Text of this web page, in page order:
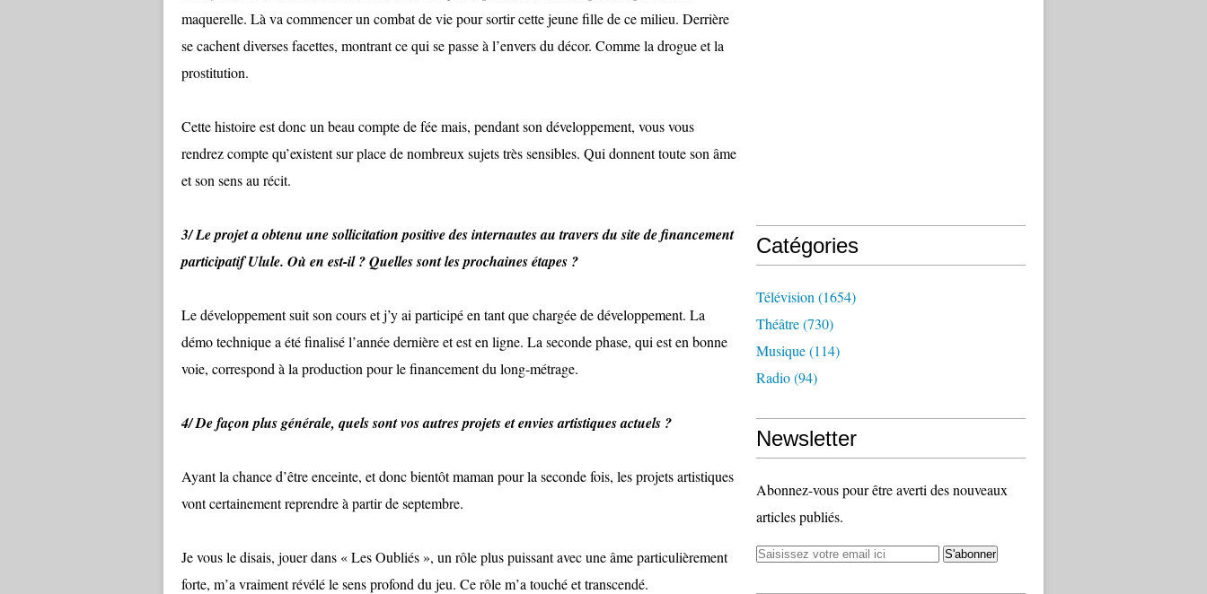
maquerelle. Là va commencer un combat de vie pour sortir cette jeune fille de ce milieu. Derrière
se cachent diverses facettes, montrant ce qui se passe à l’envers du décor. Comme la drogue et la
prostitution.
Cette histoire est donc un beau compte de fée mais, pendant son développement, vous vous
rendrez compte qu’existent sur place de nombreux sujets très sensibles. Qui donnent toute son âme
et son sens au récit.
3/ Le projet a obtenu une sollicitation positive des internautes au travers du site de financement
participatif Ulule. Où en est-il ? Quelles sont les prochaines étapes ?
Le développement suit son cours et j’y ai participé en tant que chargée de développement. La
démo technique a été finalisé l’année dernière et est en ligne. La seconde phase, qui est en bonne
voie, correspond à la production pour le financement du long-métrage.
4/ De façon plus générale, quels sont vos autres projets et envies artistiques actuels ?
Ayant la chance d’être enceinte, et donc bientôt maman pour la seconde fois, les projets artistiques
vont certainement reprendre à partir de septembre.
Je vous le disais, jouer dans « Les Oubliés », un rôle plus puissant avec une âme particulièrement
forte, m’a vraiment révélé le sens profond du jeu. Ce rôle m’a touché et transcendé.
Catégories
Télévision (1654)
Théâtre(730)
Musique(114)
Radio(94)
Newsletter
Abonnez-vous pour être averti des nouveaux
articles publiés.